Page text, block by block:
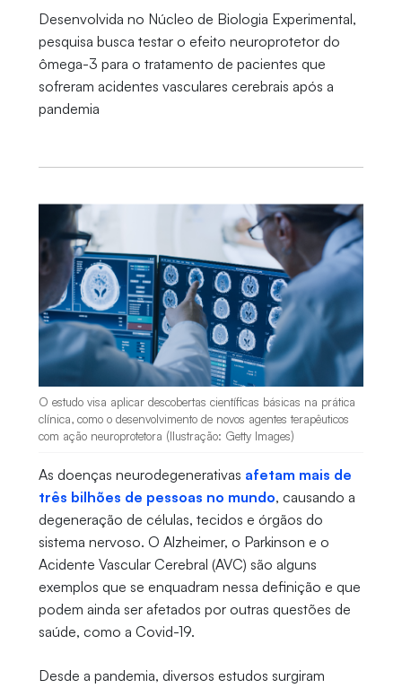
Desenvolvida no Núcleo de Biologia Experimental,
pesquisa busca testar o efeito neuroprotetor do
ômega-3 para o tratamento de pacientes que
sofreram acidentes vasculares cerebrais após a
pandemia
O estudo visa aplicar descobertas científicas básicas na prática
clínica, como o desenvolvimento de novos agentes terapêuticos
com ação neuroprotetora (Ilustração: Getty Images)
As doenças neurodegenerativas afetam mais de
três bilhões de pessoas no mundo, causando a
degeneração de células, tecidos e órgãos do
sistema nervoso. O Alzheimer, o Parkinson e o
Acidente Vascular Cerebral (AVC) são alguns
exemplos que se enquadram nessa definição e que
podem ainda ser afetados por outras questões de
saúde, como a Covid-19.
Desde a pandemia, diversos estudos surgiram